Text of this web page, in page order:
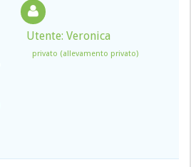
Utente: Veronica
privato (allevamento privato)